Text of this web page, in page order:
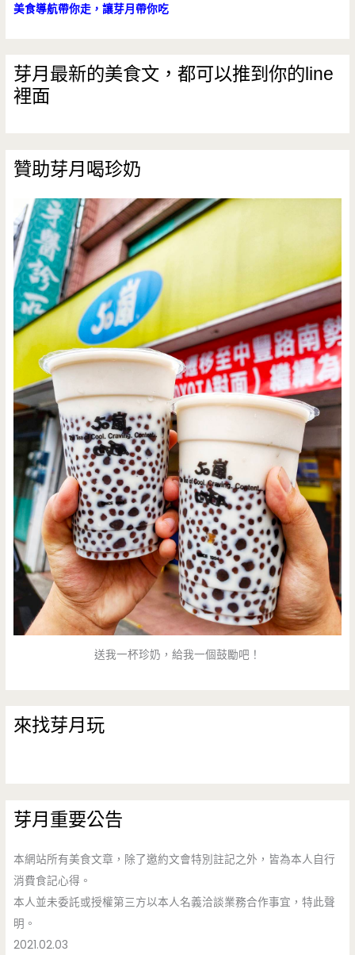
美食導航帶你走，讓芽月帶你吃
芽月最新的美食文，都可以推到你的line
裡面
贊助芽月喝珍奶
送我一杯珍奶，給我一個鼓勵吧！
來找芽月玩
芽月重要公告
本網站所有美食文章，除了邀約文會特別註記之外，皆為本人自行
消費食記心得。
本人並未委託或授權第三方以本人名義洽談業務合作事宜，特此聲
明。
2021.02.03